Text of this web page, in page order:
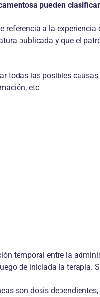
pueden
referencia a la
publicada y que el
todas las posibles
etc.
temporal entre la
de iniciada la terapia.
son dosis